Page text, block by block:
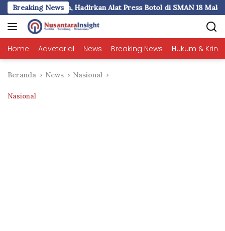
Langsung
ke
konten
Breaking News
Alat Press Botol di SMAN 18 Makassar Pemkot
Home Advetorial News Breaking News Hukum &
Beranda News Nasional
Nasional